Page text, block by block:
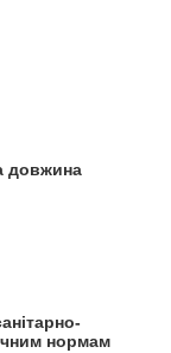
довжина
нормам